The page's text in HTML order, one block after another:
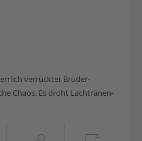
verrückter Bruder-
Chaos. Es droht Lachtränen-